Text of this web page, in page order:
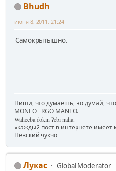
Bhudh
июня 8, 2011, 21:24
Самокрытышно.
Пиши, что думаешь, но думай,
MONEŌ ERGŌ MANEŌ.
Waheeba dokin ʔebi naha.
«каждый пост в интернете
Невский чукчо
Лукас
Global Moderator